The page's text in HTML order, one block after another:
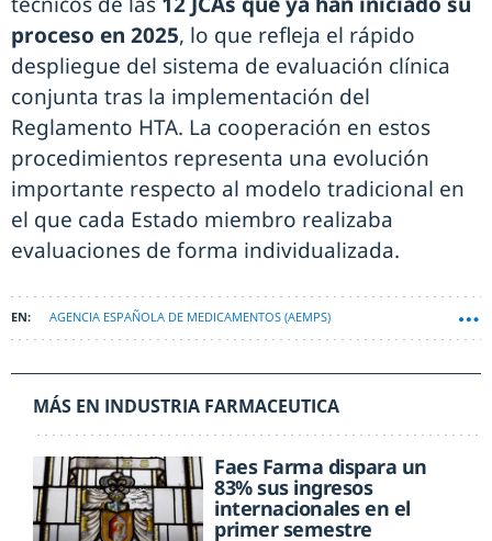
proceso en 2025, lo que refleja el rápido
despliegue del sistema de evaluación clínica
conjunta tras la implementación del
Reglamento HTA. La cooperación en estos
procedimientos representa una evolución
importante respecto al modelo tradicional en
el que cada Estado miembro realizaba
evaluaciones de forma individualizada.
AGENCIA ESPAÑOLA DE MEDICAMENTOS (AEMPS)
MÁS EN INDUSTRIA FARMACEUTICA
Faes Farma dispara un
83% sus ingresos
internacionales en el
primer semestre